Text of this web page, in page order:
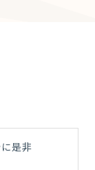
是非